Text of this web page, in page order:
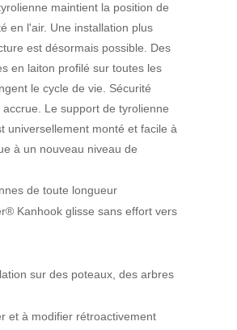
maintient la position de
en l'air. Une installation plus
est désormais possible. Des
en laiton profilé sur toutes les
le cycle de vie. Sécurité
Le support de tyrolienne
universellement monté et facile à
à un nouveau niveau de
de toute longueur
Kanhook glisse sans effort vers
sur des poteaux, des arbres
et à modifier rétroactivement